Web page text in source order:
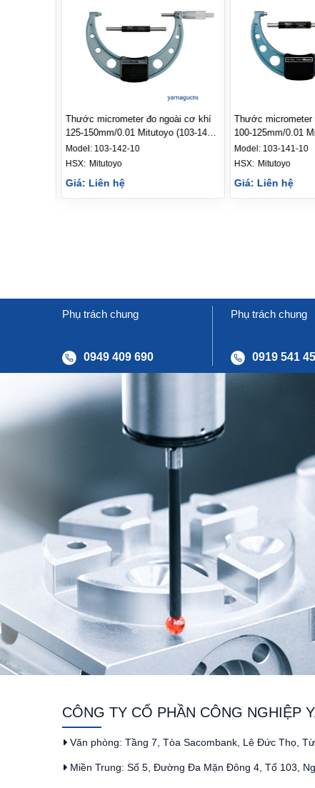
Thước micrometer đo ngoài cơ khí
125-150mm/0.01 Mitutoyo (103-142-
10)
Model: 103-142-10
HSX: Mitutoyo
Giá: Liên hệ
Thước
100-125mm/0.01
10)
Model: 103-141-10
HSX: Mitutoyo
Giá: Liên hệ
Phụ trách chung
0949 409 690
Phụ trách chung
0919 541
CÔNG TY CỔ PHẦN CÔNG NGHIỆP
Văn phòng: Tầng 7, Tòa Sacombank, Lê Đức Thọ,
Miền Trung: Số 5, Đường Đa Mặn Đông 4, Tổ 103,